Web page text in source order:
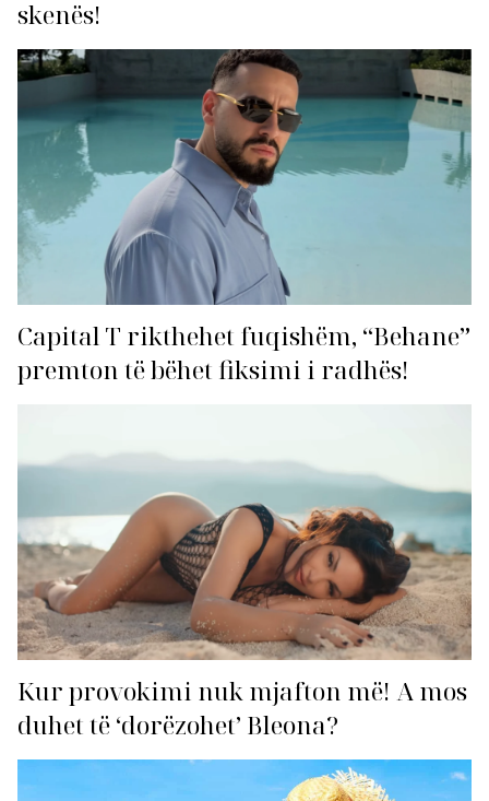
skenës!
Capital T rikthehet fuqishëm, “Behane”
premton të bëhet fiksimi i radhës!
Kur provokimi nuk mjafton më! A mos
duhet të ‘dorëzohet’ Bleona?